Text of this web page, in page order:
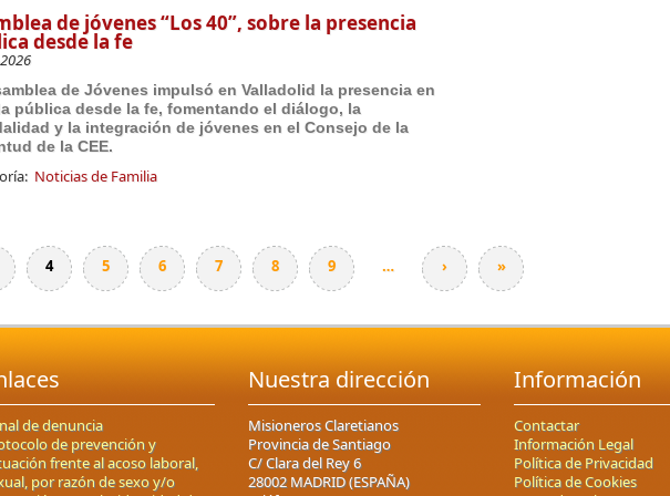
de jóvenes “Los 40”, sobre la presencia
desde la fe
de Jóvenes impulsó en Valladolid la presencia en
pública desde la fe, fomentando el diálogo, la
y la integración de jóvenes en el Consejo de la
de la CEE.
Noticias de Familia
4 5 6 7 8 9 … › »
de denuncia
de prevención y
frente al acoso laboral,
por razón de sexo y/o
Nuestra dirección
Misioneros Claretianos
Provincia de Santiago
C/ Clara del Rey 6
28002 MADRID (ESPAÑA)
Información
Contactar
Información Legal
Política de Privacidad
Política de Cookies